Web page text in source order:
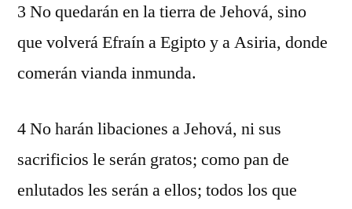
3 No quedarán en la tierra de Jehová, sino
que volverá Efraín a Egipto y a Asiria, donde
comerán vianda inmunda.
4 No harán libaciones a Jehová, ni sus
sacrificios le serán gratos; como pan de
enlutados les serán a ellos; todos los que